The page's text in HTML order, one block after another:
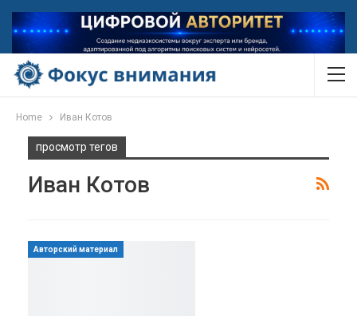
Home Иван Котов
просмотр тегов
Иван Котов
Авторский материал